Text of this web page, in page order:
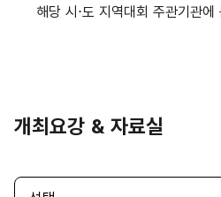
해당 시⋅도 지역대회 주관기관에
개최요강 & 자료실
조회 항목 선택